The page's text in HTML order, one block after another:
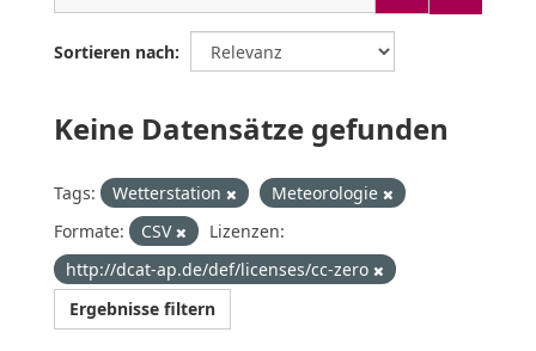
Sortieren nach
Keine Datensätze gefunden
Tags: Wetterstation
Meteorologie
Formate:
CSV
Lizenzen:
http://dcat-ap.de/def/licenses/cc-zero
Ergebnisse filtern